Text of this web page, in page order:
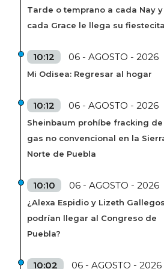
Tarde o temprano a cada Nay y
cada Grace le llega su
10:12 06 - AGOSTO - 2026
Mi Odisea: Regresar al hogar
10:12 06 - AGOSTO - 2026
Sheinbaum prohíbe fracking de
gas no convencional en la
Norte de Puebla
10:10 06 - AGOSTO - 2026
¿Alexa Espidio y Lizeth Gallegos
podrían llegar al Congreso de
Puebla?
10:02 06 - AGOSTO - 2026